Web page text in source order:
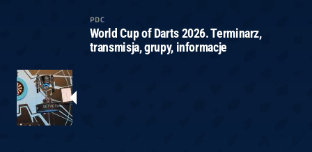
PDC
World Cup of Darts 2026. Terminarz,
transmisja, grupy, informacje